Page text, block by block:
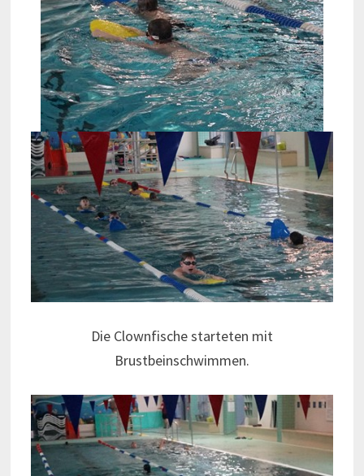
Die Clownfische starteten mit
Brustbeinschwimmen.